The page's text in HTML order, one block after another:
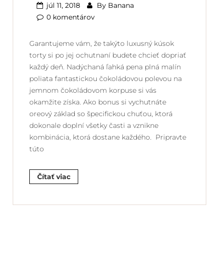
júl 11, 2018 By Banana
0 komentárov
Garantujeme vám, že takýto luxusný kúsok
torty si po jej ochutnaní budete chcieť dopriať
každý deň. Nadýchaná ľahká pena plná malín
poliata fantastickou čokoládovou polevou na
jemnom čokoládovom korpuse si vás
okamžite získa. Ako bonus si vychutnáte
oreový základ so špecifickou chuťou, ktorá
dokonale doplní všetky časti a vznikne
kombinácia, ktorá dostane každého. Pripravte
túto
Čítať viac